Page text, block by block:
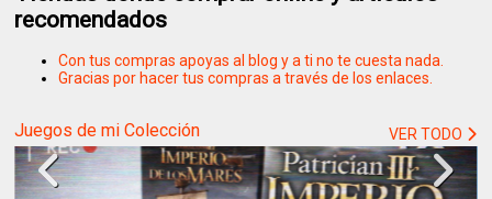
recomendados
Con tus compras apoyas al blog y a ti no te cuesta nada.
Gracias por hacer tus compras a través de los enlaces.
Juegos de mi Colección VER TODO